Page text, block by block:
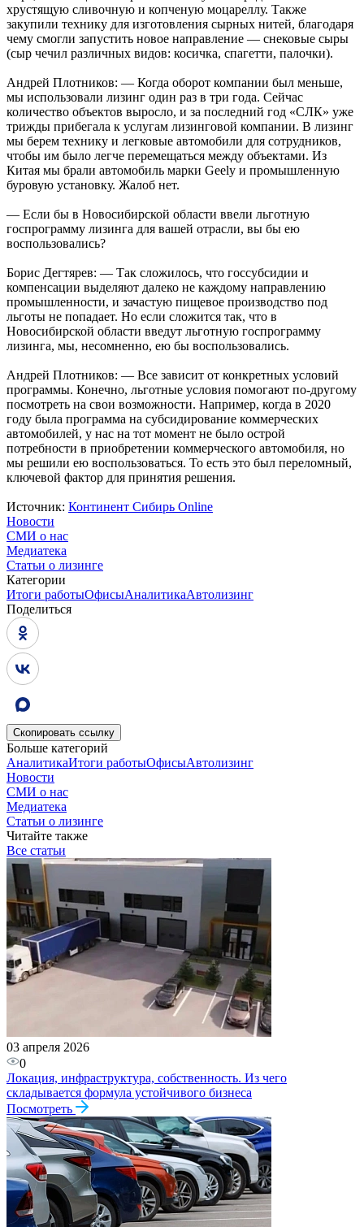
хрустящую сливочную и копченую моцареллу. Также
закупили технику для изготовления сырных нитей, благодаря
чему смогли запустить новое направление — снековые сыры
(сыр чечил различных видов: косичка, спагетти, палочки).
Андрей Плотников: — Когда оборот компании был меньше,
мы использовали лизинг один раз в три года. Сейчас
количество объектов выросло, и за последний год «СЛК» уже
трижды прибегала к услугам лизинговой компании. В лизинг
мы берем технику и легковые автомобили для сотрудников,
чтобы им было легче перемещаться между объектами. Из
Китая мы брали автомобиль марки Geely и промышленную
буровую установку. Жалоб нет.
— Если бы в Новосибирской области ввели льготную
госпрограмму лизинга для вашей отрасли, вы бы ею
воспользовались?
Борис Дегтярев: — Так сложилось, что госсубсидии и
компенсации выделяют далеко не каждому направлению
промышленности, и зачастую пищевое производство под
льготы не попадает. Но если сложится так, что в
Новосибирской области введут льготную госпрограмму
лизинга, мы, несомненно, ею бы воспользовались.
Андрей Плотников: — Все зависит от конкретных условий
программы. Конечно, льготные условия помогают по-другому
посмотреть на свои возможности. Например, когда в 2020
году была программа на субсидирование коммерческих
автомобилей, у нас на тот момент не было острой
потребности в приобретении коммерческого автомобиля, но
мы решили ею воспользоваться. То есть это был переломный,
ключевой фактор для принятия решения.
Источник: Континент Сибирь Online
Новости
СМИ о нас
Медиатека
Статьи о лизинге
Категории
Итоги работыОфисыАналитикаАвтолизинг
Поделиться
Скопировать ссылку
Больше категорий
АналитикаИтоги работыОфисыАвтолизинг
Новости
СМИ о нас
Медиатека
Статьи о лизинге
Читайте также
Все статьи
03 апреля 2026
0
Локация, инфраструктура, собственность. Из чего
складывается формула устойчивого бизнеса​
Посмотреть